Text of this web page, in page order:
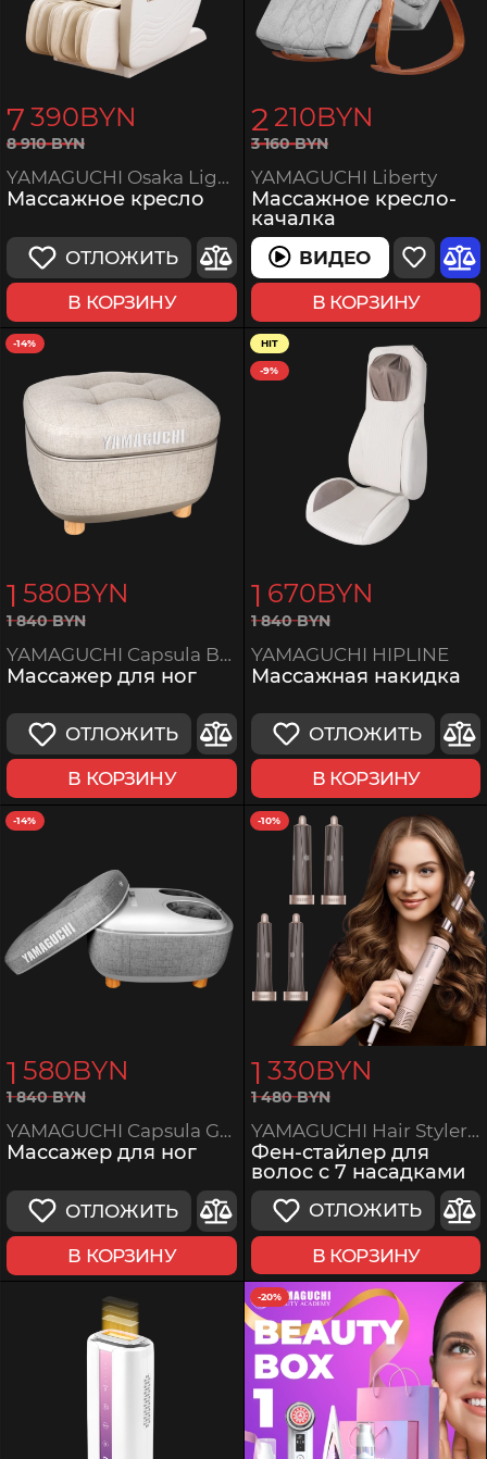
7 390BYN
8 910BYN
YAMAGUCHI Osaka Light
Массажное кресло
ОТЛОЖИТЬ
В КОРЗИНУ
2 210BYN
3 160BYN
YAMAGUCHI Liberty
Массажное кресло-
качалка
ВИДЕО
В КОРЗИНУ
-14%
1 580BYN
1 840BYN
YAMAGUCHI Capsula Beige
Массажер для ног
ОТЛОЖИТЬ
В КОРЗИНУ
HIT
-9%
1 670BYN
1 840BYN
YAMAGUCHI HIPLINE
Массажная накидка
ОТЛОЖИТЬ
В КОРЗИНУ
-14%
1 580BYN
1 840BYN
YAMAGUCHI Capsula Grey
Массажер для ног
ОТЛОЖИТЬ
В КОРЗИНУ
-10%
1 330BYN
1 480BYN
YAMAGUCHI Hair Styler с 7 насадками
Фен-стайлер для
волос с 7 насадками
ОТЛОЖИТЬ
В КОРЗИНУ
-20%